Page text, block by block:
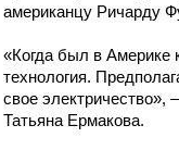
американцу Ричарду
«Когда был в Америке
технология.
свое электричество»,
Татьяна Ермакова.